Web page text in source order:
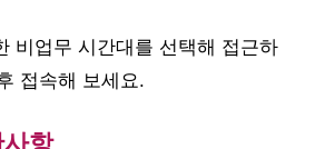
비업무 시간대를 선택해 접근하
접속해 보세요.
항